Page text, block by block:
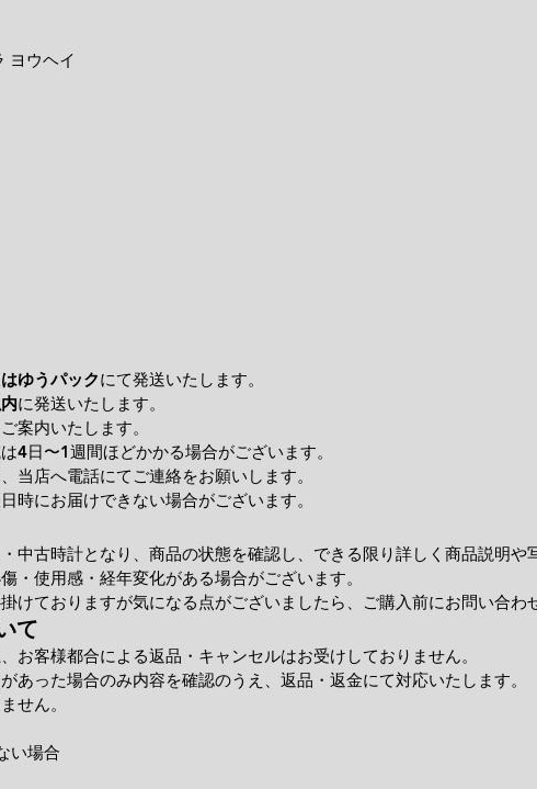
ヨウヘイ
ゆうパックにて発送いたします。
に発送いたします。
案内いたします。
4日〜1週間ほどかかる場合がございます。
当店へ電話にてご連絡をお願いします。
時にお届けできない場合がございます。
中古時計となり、商品の状態を確認し、できる限り詳しく商品説明
・使用感・経年変化がある場合がございます。
けておりますが気になる点がございましたら、ご購入前にお問い合わ
て
お客様都合による返品・キャンセルはお受けしておりません。
あった場合のみ内容を確認のうえ、返品・返金にて対応いたします。
せん。
い場合